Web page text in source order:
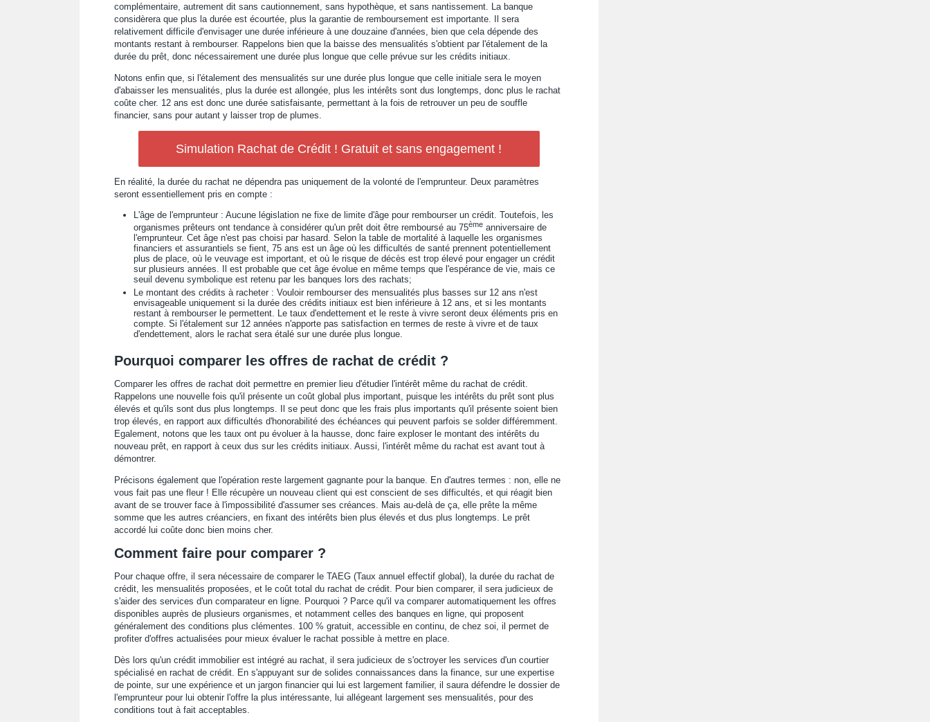
complémentaire, autrement dit sans cautionnement, sans hypothèque, et sans nantissement. La banque
considèrera que plus la durée est écourtée, plus la garantie de remboursement est importante. Il sera
relativement difficile d'envisager une durée inférieure à une douzaine d'années, bien que cela dépende des
montants restant à rembourser. Rappelons bien que la baisse des mensualités s'obtient par l'étalement de la
durée du prêt, donc nécessairement une durée plus longue que celle prévue sur les crédits initiaux.
Notons enfin que, si l'étalement des mensualités sur une durée plus longue que celle initiale sera le moyen
d'abaisser les mensualités, plus la durée est allongée, plus les intérêts sont dus longtemps, donc plus le rachat
coûte cher. 12 ans est donc une durée satisfaisante, permettant à la fois de retrouver un peu de souffle
financier, sans pour autant y laisser trop de plumes.
Simulation Rachat de Crédit ! Gratuit et sans engagement !
En réalité, la durée du rachat ne dépendra pas uniquement de la volonté de l'emprunteur. Deux paramètres
seront essentiellement pris en compte :
L'âge de l'emprunteur : Aucune législation ne fixe de limite d'âge pour rembourser un crédit. Toutefois, les
organismes prêteurs ont tendance à considérer qu'un prêt doit être remboursé au 75èmeanniversaire de
l'emprunteur. Cet âge n'est pas choisi par hasard. Selon la table de mortalité à laquelle les organismes
financiers et assurantiels se fient, 75 ans est un âge où les difficultés de santé prennent potentiellement
plus de place, où le veuvage est important, et où le risque de décès est trop élevé pour engager un crédit
sur plusieurs années. Il est probable que cet âge évolue en même temps que l'espérance de vie, mais ce
seuil devenu symbolique est retenu par les banques lors des rachats;
Le montant des crédits à racheter : Vouloir rembourser des mensualités plus basses sur 12 ans n'est
envisageable uniquement si la durée des crédits initiaux est bien inférieure à 12 ans, et si les montants
restant à rembourser le permettent. Le taux d'endettement et le reste à vivre seront deux éléments pris en
compte. Si l'étalement sur 12 années n'apporte pas satisfaction en termes de reste à vivre et de taux
d'endettement, alors le rachat sera étalé sur une durée plus longue.
Pourquoi comparer les offres de rachat de crédit ?
Comparer les offres de rachat doit permettre en premier lieu d'étudier l'intérêt même du rachat de crédit.
Rappelons une nouvelle fois qu'il présente un coût global plus important, puisque les intérêts du prêt sont plus
élevés et qu'ils sont dus plus longtemps. Il se peut donc que les frais plus importants qu'il présente soient bien
trop élevés, en rapport aux difficultés d'honorabilité des échéances qui peuvent parfois se solder différemment.
Egalement, notons que les taux ont pu évoluer à la hausse, donc faire exploser le montant des intérêts du
nouveau prêt, en rapport à ceux dus sur les crédits initiaux. Aussi, l'intérêt même du rachat est avant tout à
démontrer.
Précisons également que l'opération reste largement gagnante pour la banque. En d'autres termes : non, elle ne
vous fait pas une fleur ! Elle récupère un nouveau client qui est conscient de ses difficultés, et qui réagit bien
avant de se trouver face à l'impossibilité d'assumer ses créances. Mais au-delà de ça, elle prête la même
somme que les autres créanciers, en fixant des intérêts bien plus élevés et dus plus longtemps. Le prêt
accordé lui coûte donc bien moins cher.
Comment faire pour comparer ?
Pour chaque offre, il sera nécessaire de comparer le TAEG (Taux annuel effectif global), la durée du rachat de
crédit, les mensualités proposées, et le coût total du rachat de crédit. Pour bien comparer, il sera judicieux de
s'aider des services d'un comparateur en ligne. Pourquoi ? Parce qu'il va comparer automatiquement les offres
disponibles auprès de plusieurs organismes, et notamment celles des banques en ligne, qui proposent
généralement des conditions plus clémentes. 100 % gratuit, accessible en continu, de chez soi, il permet de
profiter d'offres actualisées pour mieux évaluer le rachat possible à mettre en place.
Dès lors qu'un crédit immobilier est intégré au rachat, il sera judicieux de s'octroyer les services d'un courtier
spécialisé en rachat de crédit. En s'appuyant sur de solides connaissances dans la finance, sur une expertise
de pointe, sur une expérience et un jargon financier qui lui est largement familier, il saura défendre le dossier de
l'emprunteur pour lui obtenir l'offre la plus intéressante, lui allégeant largement ses mensualités, pour des
conditions tout à fait acceptables.